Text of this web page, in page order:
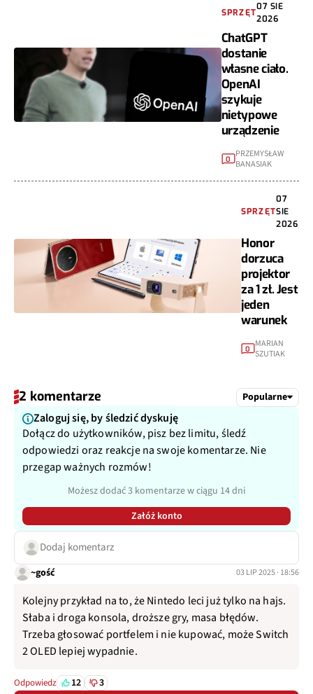
SPRZĘT
07 SIE
2026
ChatGPT
dostanie
własne ciało.
OpenAI
szykuje
nietypowe
urządzenie
0 PRZEMYSŁAW
BANASIAK
SPRZĘT
07
SIE
2026
Honor
dorzuca
projektor
za 1 zł. Jest
jeden
warunek
0
MARIAN
SZUTIAK
2 komentarze Popularne
Zaloguj się, by śledzić dyskuję
Dołącz do użytkowników, pisz bez limitu, śledź
odpowiedzi oraz reakcje na swoje komentarze. Nie
przegap ważnych rozmów!
Możesz dodać 3 komentarze w ciągu 14 dni
Załóż konto
Dodaj komentarz
~gość 03 LIP 2025 · 18:56
Kolejny przykład na to, że Nintedo leci już tylko na hajs.
Słaba i droga konsola, droższe gry, masa błędów.
Trzeba głosować portfelem i nie kupować, może Switch
2 OLED lepiej wypadnie.
Odpowiedz 12 3